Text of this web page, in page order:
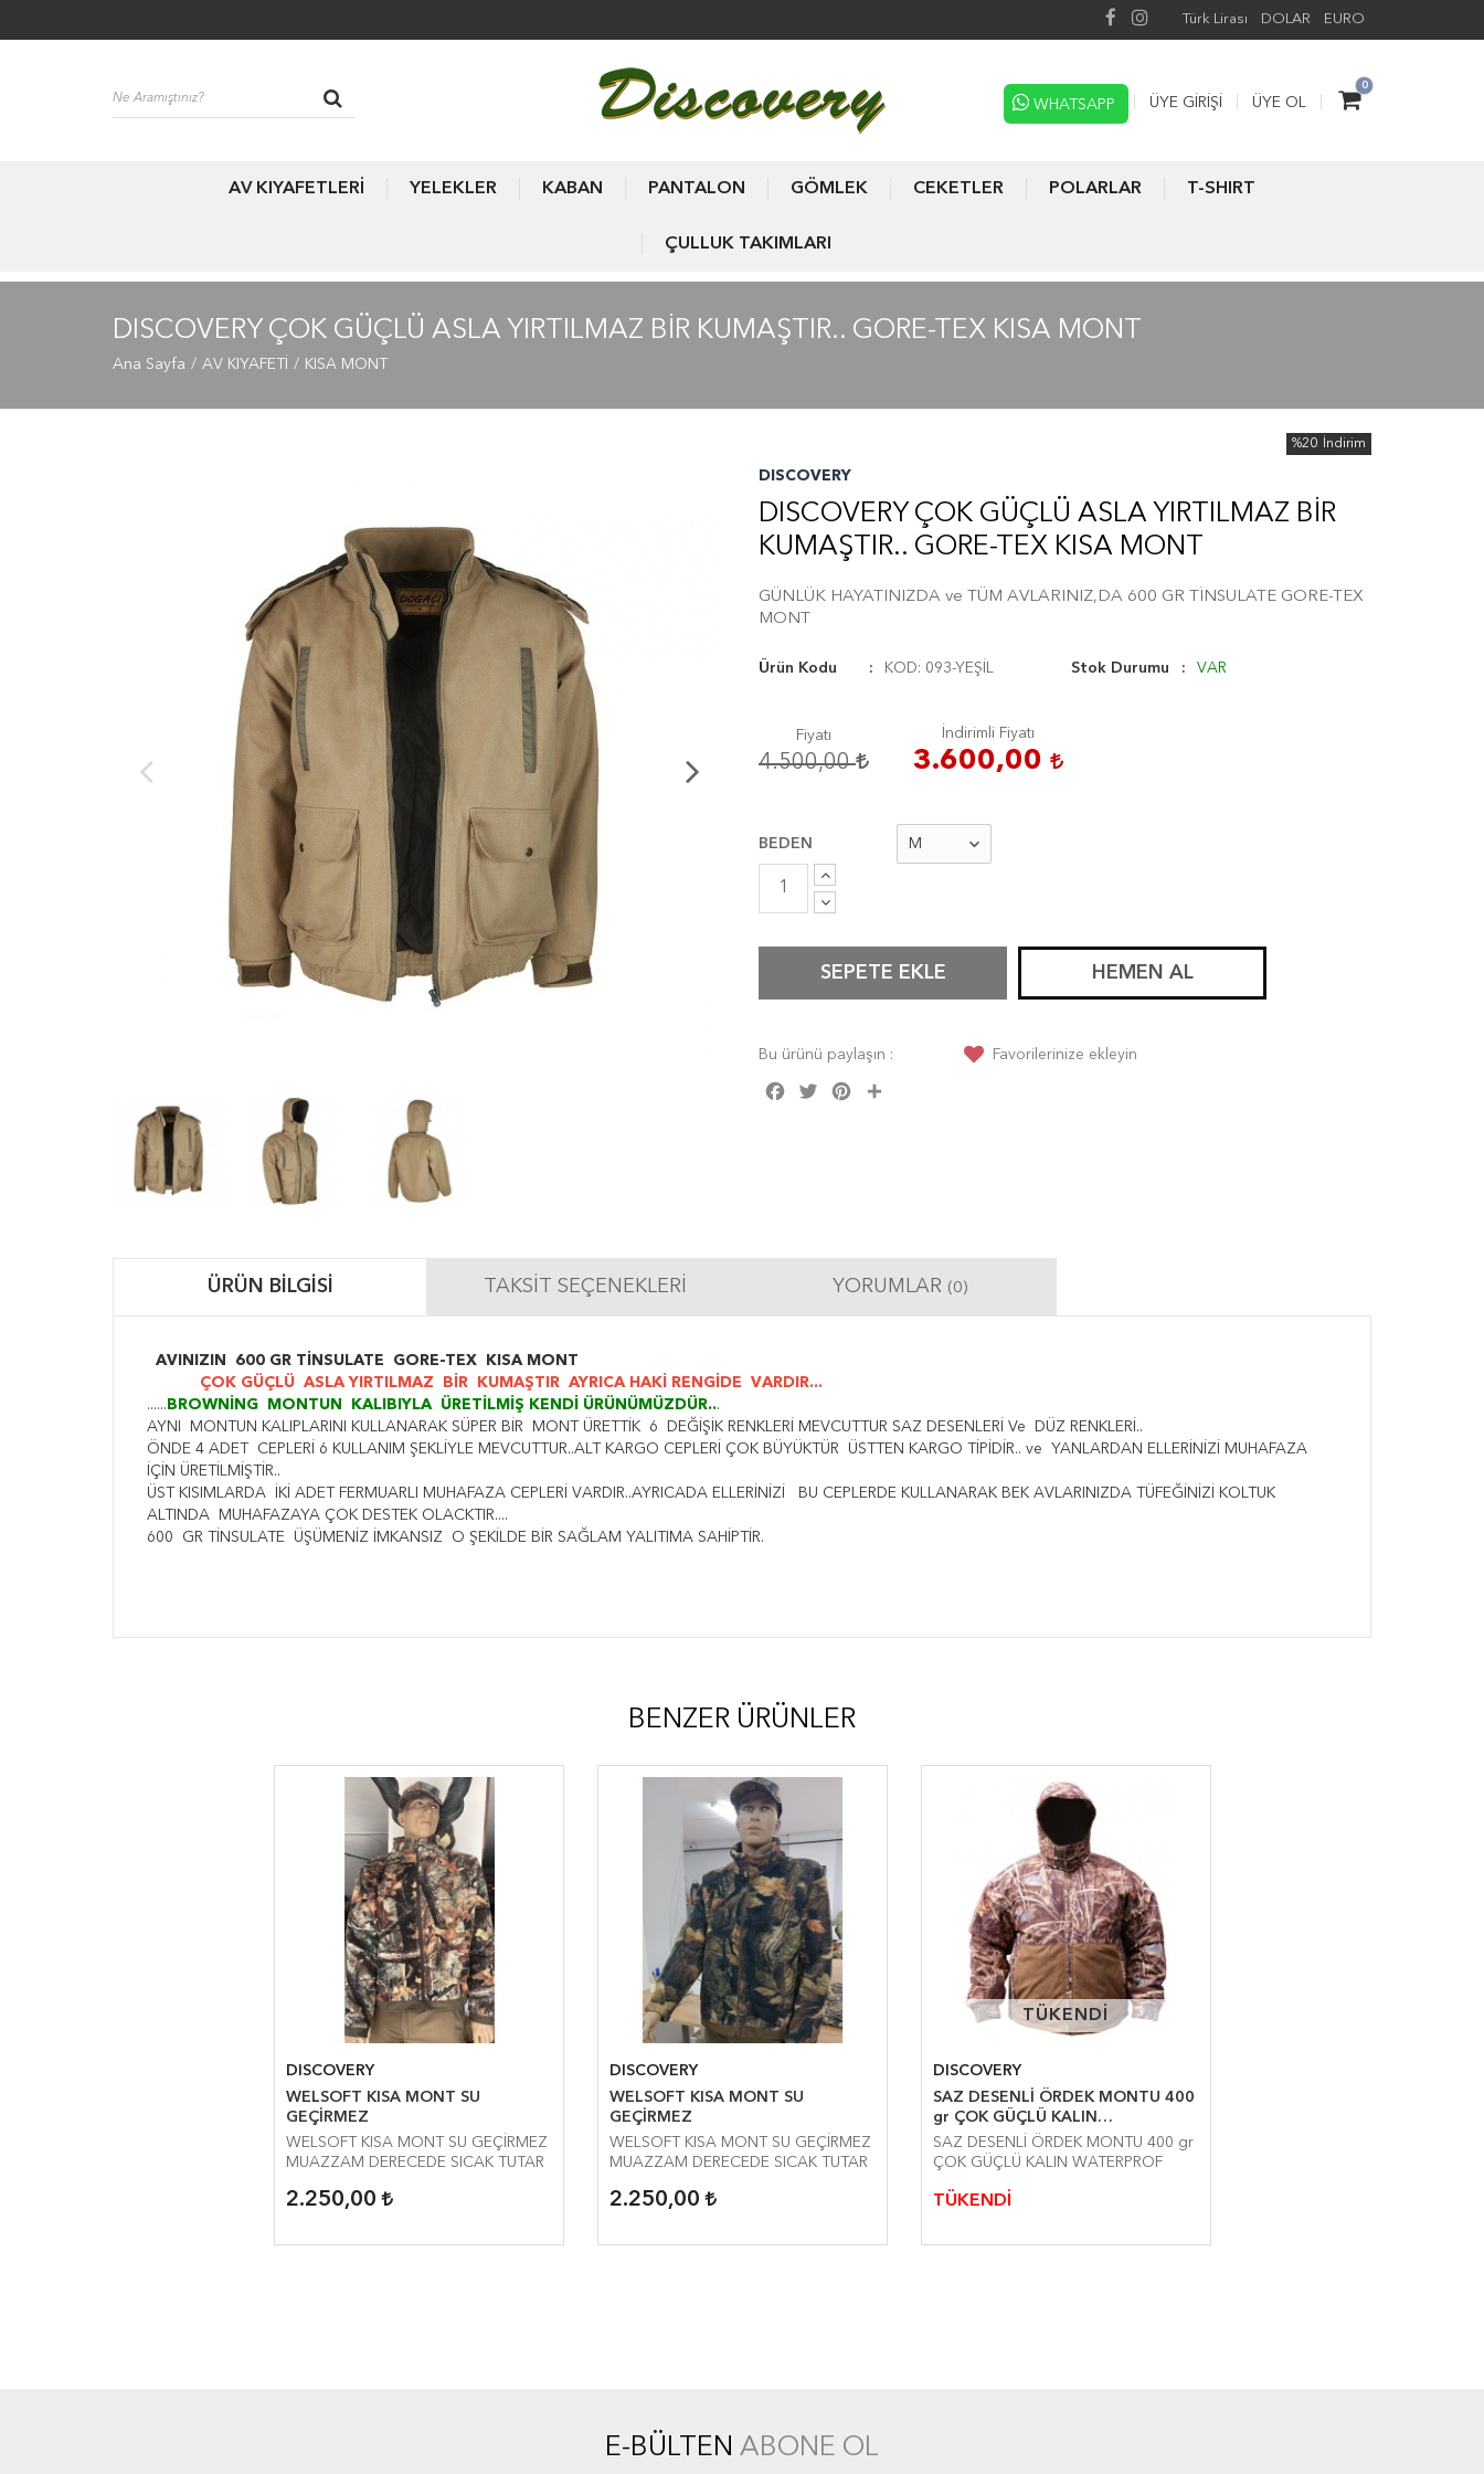
Türk Lirası DOLAR EURO
0
WHATSAPP ÜYE GIRIŞI ÜYE OL
AV KIYAFETLERİ YELEKLER KABAN PANTALON GÖMLEK CEKETLER POLARLAR T-SHIRT
ÇULLUK TAKIMLARI
DISCOVERY ÇOK GÜÇLÜ ASLA YIRTILMAZ BİR KUMAŞTIR.. GORE-TEX KISA MONT
Ana Sayfa AV KIYAFETİ KISA MONT
DISCOVERY
DISCOVERY ÇOK GÜÇLÜ ASLA YIRTILMAZ BİR
KUMAŞTIR.. GORE-TEX KISA MONT
GÜNLÜK HAYATINIZDA ve TÜM AVLARINIZ,DA 600 GR TİNSULATE GORE-TEX
MONT
Ürün Kodu KOD: 093-YEŞİL Stok Durumu VAR
Fiyatı
4.500,00
İndirimli Fiyatı
3.600,00
%20 İndirim
BEDEN
SEPETE EKLE HEMEN AL
Bu ürünü paylaşın :
Facebook
Twitter Pinterest
Favorilerinize ekleyin
ÜRÜN BILGISI TAKSIT SEÇENEKLERI YORUMLAR (0)
AVINIZIN 600 GR TİNSULATE GORE-TEX KISA MONT
ÇOK GÜÇLÜ ASLA YIRTILMAZ BİR KUMAŞTIR AYRICA HAKİ RENGİDE VARDIR...
...... BROWNİNG MONTUN KALIBIYLA ÜRETİLMİŞ KENDİ ÜRÜNÜMÜZDÜR...
AYNI MONTUN KALIPLARINI KULLANARAK SÜPER BİR MONT ÜRETTİK 6 DEĞİŞİK RENKLERİ MEVCUTTUR SAZ DESENLERİ Ve DÜZ RENKLERİ..
ÖNDE 4 ADET CEPLERİ 6 KULLANIM ŞEKLİYLE MEVCUTTUR..ALT KARGO CEPLERİ ÇOK BÜYÜKTÜR ÜSTTEN KARGO TİPİDİR.. ve YANLARDAN ELLERİNİZİ MUHAFAZA
İÇİN ÜRETİLMİŞTİR..
ÜST KISIMLARDA İKİ ADET FERMUARLI MUHAFAZA CEPLERİ VARDIR..AYRICADA ELLERİNİZİ BU CEPLERDE KULLANARAK BEK AVLARINIZDA TÜFEĞİNİZİ KOLTUK
ALTINDA MUHAFAZAYA ÇOK DESTEK OLACKTIR....
600 GR TİNSULATE ÜŞÜMENİZ İMKANSIZ O ŞEKİLDE BİR SAĞLAM YALITIMA SAHİPTİR.
BENZER ÜRÜNLER
DISCOVERY
WELSOFT KISA MONT SU
GEÇİRMEZ
WELSOFT KISA MONT SU GEÇİRMEZ
MUAZZAM DERECEDE SICAK TUTAR
2.250,00
DISCOVERY
WELSOFT KISA MONT SU
GEÇİRMEZ
WELSOFT KISA MONT SU GEÇİRMEZ
MUAZZAM DERECEDE SICAK TUTAR
2.250,00
TÜKENDİ
TÜKENDİ
DISCOVERY
SAZ DESENLİ ÖRDEK MONTU 400
gr ÇOK GÜÇLÜ KALIN
WATERPROF
SAZ DESENLİ ÖRDEK MONTU 400 gr
ÇOK GÜÇLÜ KALIN WATERPROF
TÜKENDİ
E-BÜLTEN ABONE OL